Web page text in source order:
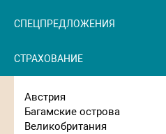
СПЕЦПРЕДЛОЖЕНИЯ
СТРАХОВАНИЕ
Австрия
Багамские острова
Великобритания